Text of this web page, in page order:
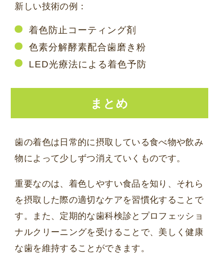
新しい技術の例：
着色防止コーティング剤
色素分解酵素配合歯磨き粉
LED光療法による着色予防
まとめ
歯の着色は日常的に摂取している食べ物や飲み
物によって少しずつ消えていくものです。
重要なのは、着色しやすい食品を知り、それら
を摂取した際の適切なケアを習慣化することで
す。また、定期的な歯科検診とプロフェッショ
ナルクリーニングを受けることで、美しく健康
な歯を維持することができます。